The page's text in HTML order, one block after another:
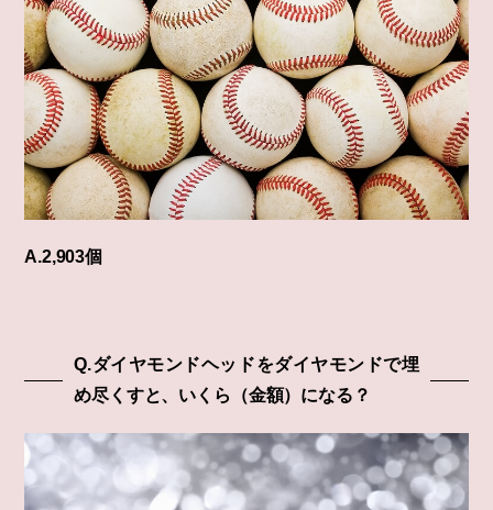
A.2,903個
Q.ダイヤモンドヘッドをダイヤモンドで埋
め尽くすと、いくら（金額）になる？